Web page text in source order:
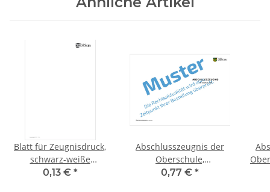
Blatt für Zeugnisdruck,
schwarz-weiße
Leitmarke oben rechts
0,13 € *
Abschlusszeugnis der
Oberschule,
Realschulabschluss,
0,77 € *